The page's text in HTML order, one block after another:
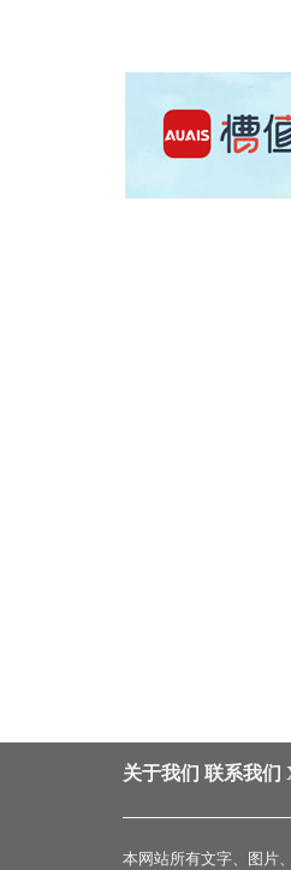
关于我们 联系我们
本网站所有文字、图片